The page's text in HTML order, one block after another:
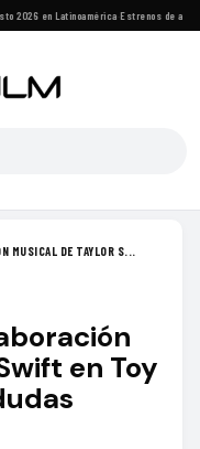
2026 en Latinoamérica·Estrenos de
MUSICAL DE TAYLOR S...
en Toy